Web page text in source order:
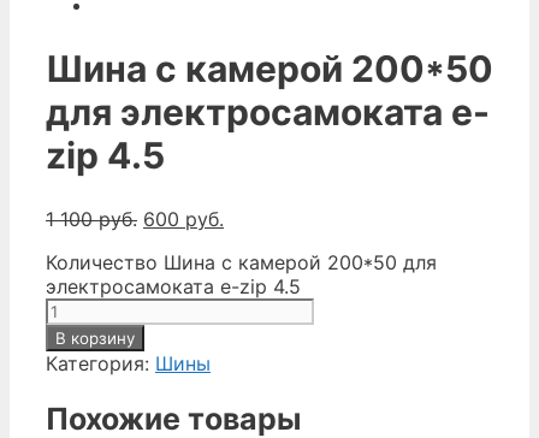
Шина с камерой 200*50
для электросамоката e-
zip 4.5
1 100руб. 600 руб.
Количество Шина с камерой 200*50 для
электросамоката e-zip 4.5
В корзину
Категория: Шины
Похожие товары